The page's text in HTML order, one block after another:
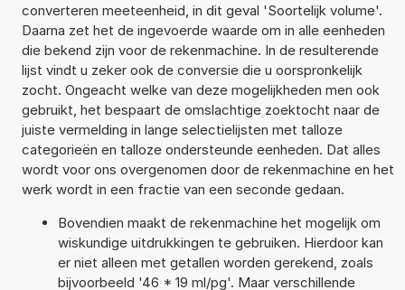
converteren meeteenheid, in dit geval 'Soortelijk volume'.
Daarna zet het de ingevoerde waarde om in alle eenheden
die bekend zijn voor de rekenmachine. In de resulterende
lijst vindt u zeker ook de conversie die u oorspronkelijk
zocht. Ongeacht welke van deze mogelijkheden men ook
gebruikt, het bespaart de omslachtige zoektocht naar de
juiste vermelding in lange selectielijsten met talloze
categorieën en talloze ondersteunde eenheden. Dat alles
wordt voor ons overgenomen door de rekenmachine en het
werk wordt in een fractie van een seconde gedaan.
Bovendien maakt de rekenmachine het mogelijk om
wiskundige uitdrukkingen te gebruiken. Hierdoor kan
er niet alleen met getallen worden gerekend, zoals
bijvoorbeeld '46 * 19 ml/pg'. Maar verschillende